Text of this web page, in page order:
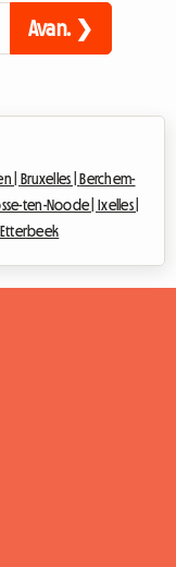
Avan. ❯
| Bruxelles |
Berchem-
ten-Noode |
Ixelles |
Etterbeek